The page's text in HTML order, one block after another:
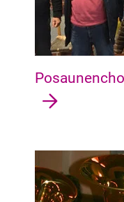
Vahr Gartenstadt